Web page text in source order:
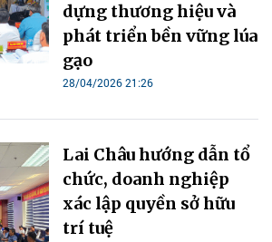
dựng thương hiệu và
phát triển bền vững lúa
gạo
28/04/2026 21:26
Lai Châu hướng dẫn tổ
chức, doanh nghiệp
xác lập quyền sở hữu
trí tuệ